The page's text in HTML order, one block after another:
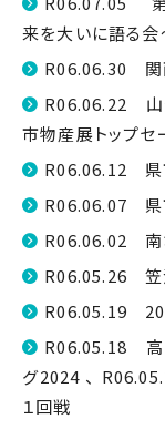
来を大いに語る会
R06.06.30 関
R06.06.22 山
市物産展トップセ
R06.06.12 県
R06.06.07 県
R06.06.02 南
R06.05.26 笠
R06.05.19
R06.05.18 高
グ2024 、
１回戦